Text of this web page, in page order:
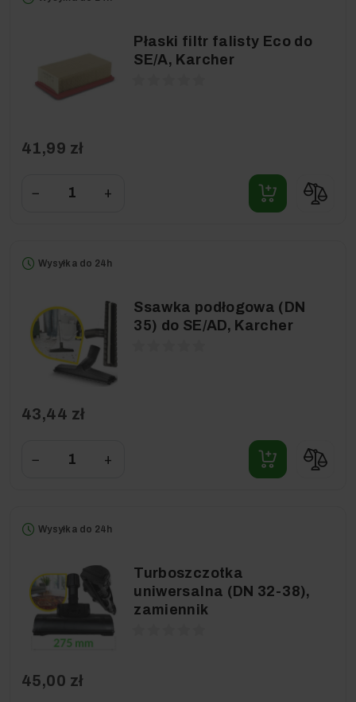
Płaski filtr falisty Eco do
SE/A, Karcher
41,99 zł
− +
Wysyłka do 24h
Ssawka podłogowa (DN
35) do SE/AD, Karcher
43,44 zł
− +
Wysyłka do 24h
Turboszczotka
uniwersalna (DN 32-38),
zamiennik
45,00 zł